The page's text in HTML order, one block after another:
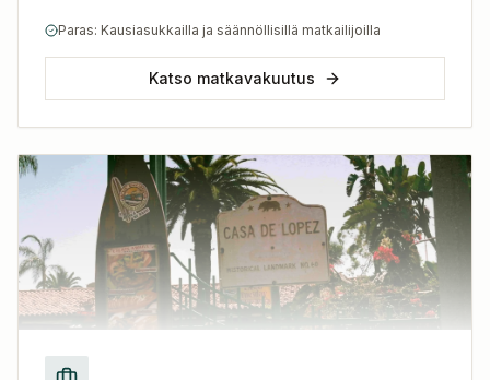
Paras: Kausiasukkailla ja säännöllisillä matkailijoilla
Katso matkavakuutus